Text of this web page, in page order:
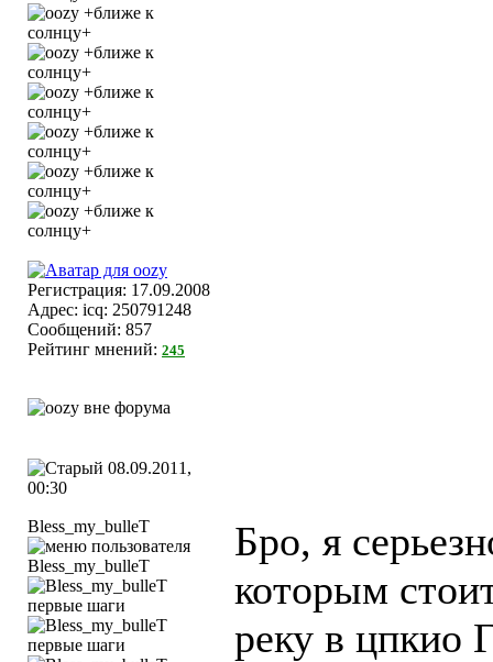
Регистрация: 17.09.2008
Адрес: icq: 250791248
Сообщений: 857
Рейтинг мнений: 245
08.09.2011,
00:30
Bless_my_bulleT
Бро, я
которым
реку в цпкио